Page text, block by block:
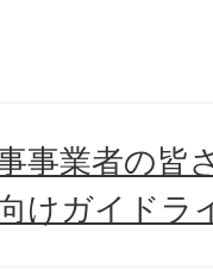
事業者の
けガイドラ